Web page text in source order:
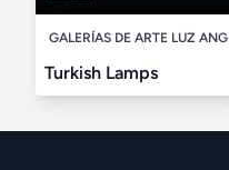
GALERÍAS DE ARTE LUZ ANG
Turkish Lamps